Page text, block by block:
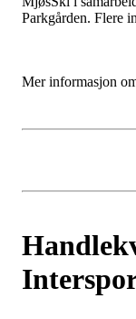
Parkgården. Flere
Mer informasjon